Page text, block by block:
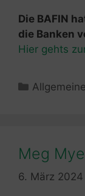
Die BAFIN
die Banken
Hier gehts
Kategorien
Meg
6. März 2024